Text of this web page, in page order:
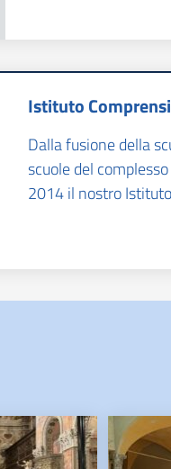
Istituto
Dalla fusione della
scuole del
2014 il nostro